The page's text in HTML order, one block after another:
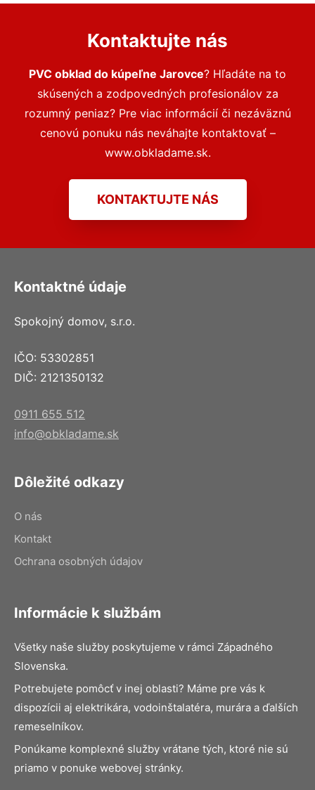
Kontaktujte nás
PVC obklad do kúpeľne Jarovce? Hľadáte na to
skúsených a zodpovedných profesionálov za
rozumný peniaz? Pre viac informácií či nezáväznú
cenovú ponuku nás neváhajte kontaktovať –
www.obkladame.sk.
KONTAKTUJTE NÁS
Kontaktné údaje
Spokojný domov, s.r.o.
IČO: 53302851
DIČ: 2121350132
0911 655 512
info@obkladame.sk
Dôležité odkazy
O nás
Kontakt
Ochrana osobných údajov
Informácie k službám
Všetky naše služby poskytujeme v rámci Západného
Slovenska.
Potrebujete pomôcť v inej oblasti? Máme pre vás k
dispozícii aj elektrikára, vodoinštalatéra, murára a ďalších
remeselníkov.
Ponúkame komplexné služby vrátane tých, ktoré nie sú
priamo v ponuke webovej stránky.